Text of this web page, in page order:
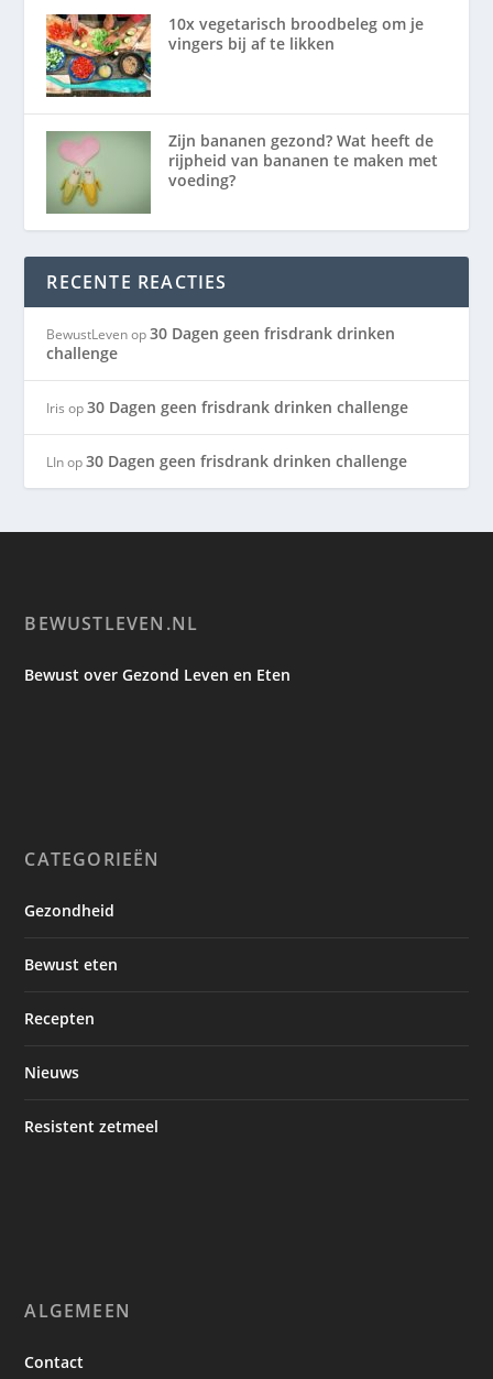
10x vegetarisch broodbeleg om je
vingers bij af te likken
Zijn bananen gezond? Wat heeft de
rijpheid van bananen te maken met
voeding?
RECENTE REACTIES
BewustLevenop30 Dagen geen frisdrank drinken
challenge
Iris op30 Dagen geen frisdrank drinken challenge
LInop30 Dagen geen frisdrank drinken challenge
BEWUSTLEVEN.NL
Bewust over Gezond Leven en Eten
CATEGORIEËN
Gezondheid
Bewust eten
Recepten
Nieuws
Resistent zetmeel
ALGEMEEN
Contact